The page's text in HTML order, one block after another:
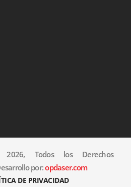
Todos los Derechos
por:opdaser.com
DE PRIVACIDAD